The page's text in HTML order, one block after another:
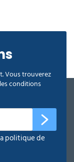
Vous trouverez
conditions
politique de